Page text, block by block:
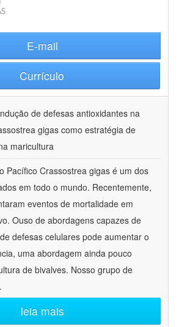
E-mail
Currículo
de defesas antioxidantes na
gigas como estratégia de
maricultura
Pacífico Crassostrea gigas é um dos
em todo o mundo. Recentemente,
eventos de mortalidade em
Ouso de abordagens capazes de
defesas celulares pode aumentar o
uma abordagem ainda pouco
de bivalves. Nosso grupo de
leia mais